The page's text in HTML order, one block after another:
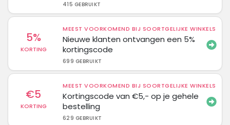
415 GEBRUIKT
5%
KORTING
MEEST VOORKOMEND BIJ SOORTGELIJKE WINKELS
Nieuwe klanten ontvangen een 5%
kortingscode
699 GEBRUIKT
€5
KORTING
MEEST VOORKOMEND BIJ SOORTGELIJKE WINKELS
Kortingscode van €5,- op je gehele
bestelling
629 GEBRUIKT